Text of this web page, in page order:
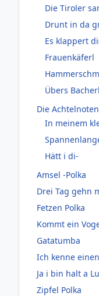
Die Tiroler
Drunt in da
Es klappert
Frauenkäferl
Übers
Die
In meinem
Hätt i di-
Amsel -Polka
Drei Tag gehn
Fetzen Polka
Kommt ein
Gatatumba
Ich kenne
Ja i bin halt a
Zipfel Polka